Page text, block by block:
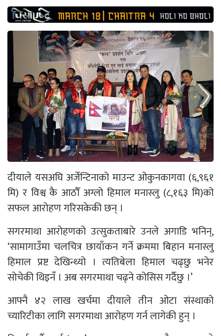
दीयाले यसअघि अर्जेन्टिनाको माउन्ट ओकुनकागवा (६,९६१
मि) र विश्व कै आठौँ अग्लो हिमाल मनास्लु (८,१६३ मि)को
सफल आरोहण गरिसकेकी छन् ।
सगरमाथा आरोहणको उत्सुकताबारे उनले अगाडि भनिन्,
‘सामागाउँमा चलचित्र छायाँकन गर्ने क्रममा बिहान मनास्लु
हिमाल प्रष्ट देखिन्थ्यो । त्यतिबेला हिमाल चढ्छु भनेर
सोचेकी थिइनँ । अब सगरमाथा चढ्ने कोसिस गर्दैछु ।’
आफ्नै ४२ लाख खर्चमा दीयाले तीन ओटा संस्थाको
च्यारिटीका लागि सगरमाथा आरोहण गर्न लागेकी हुन् ।